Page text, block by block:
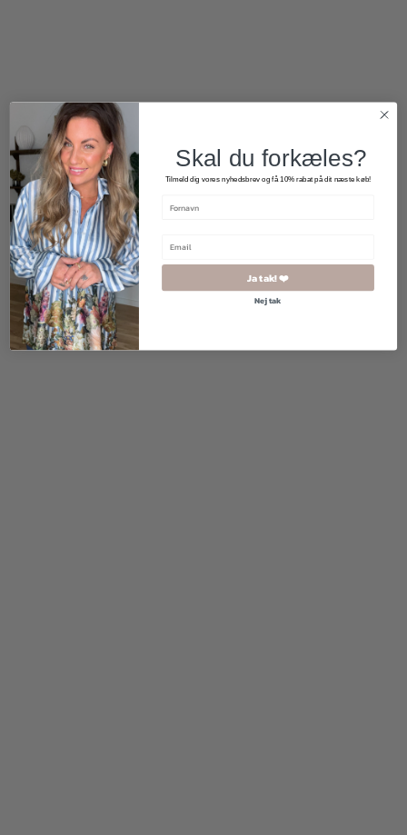
Skal du forkæles?
Tilmeld dig vores nyhedsbrev og få 10% rabat på dit næste køb!
Ja tak! ❤️
Nej tak